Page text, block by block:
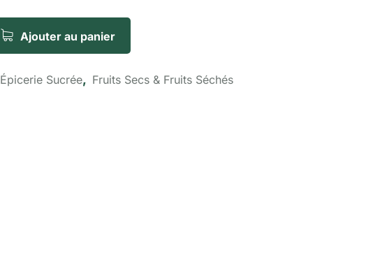
Ajouter au panier
Épicerie Sucrée, Fruits Secs & Fruits Séchés